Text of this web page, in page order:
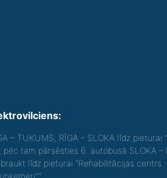
– TUKUMS, RĪGA – SLOKA līdz pieturai
pēc tam pārsēsties 6. autobusā SLOKA –
līdz pieturai "Rehabilitācijas centrs